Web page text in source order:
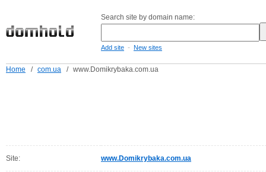
Search site by domain name:
Add site - New sites
Home / com.ua / www.Domikrybaka.com.ua
Site: www.Domikrybaka.com.ua